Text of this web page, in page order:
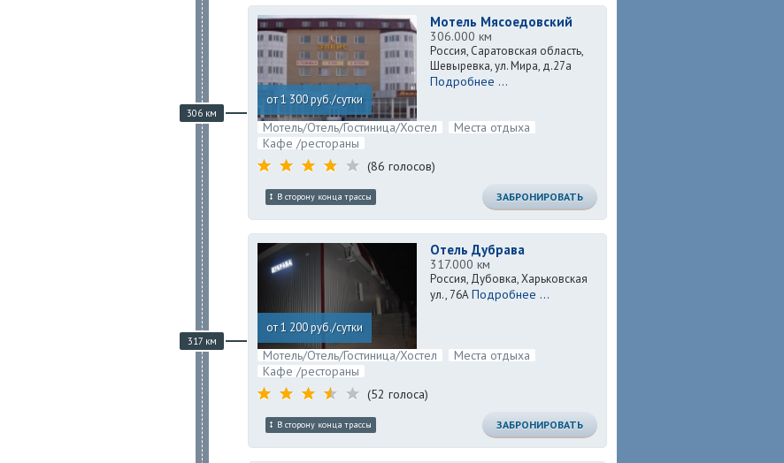
306 км
от 1 300 руб./сутки
Мотель Мясоедовский
306.000 км
Россия, Саратовская область,
Шевыревка, ул. Мира, д.27а
Подробнее ...
Мотель/Отель/Гостиница/Хостел
Места отдыха
Кафе /рестораны
(86 голосов)
В сторону конца трассы ЗАБРОНИРОВАТЬ
317 км
от 1 200 руб./сутки
Отель Дубрава
317.000 км
Россия, Дубовка, Харьковская
ул., 76АПодробнее ...
Мотель/Отель/Гостиница/Хостел
Места отдыха
Кафе /рестораны
(52 голоса)
В сторону конца трассы ЗАБРОНИРОВАТЬ